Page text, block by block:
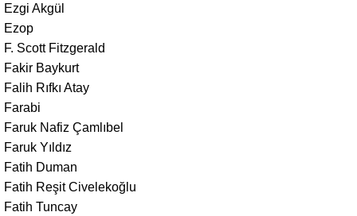
Ezgi Akgül
Ezop
F. Scott Fitzgerald
Fakir Baykurt
Falih Rıfkı Atay
Farabi
Faruk Nafiz Çamlıbel
Faruk Yıldız
Fatih Duman
Fatih Reşit Civelekoğlu
Fatih Tuncay